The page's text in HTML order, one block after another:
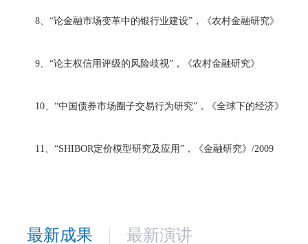
8、“论金融市场变革中的银行业建设”，《农村金融研究》
9、“论主权信用评级的风险歧视”，《农村金融研究》
10、“中国债券市场圈子交易行为研究”，《全球下的经济》
11、“SHIBOR定价模型研究及应用”，《金融研究》/2009
最新成果 最新演讲